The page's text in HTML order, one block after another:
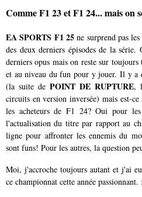
Comme F1 23 et F1 24... mais on
EA SPORTS F1 25ne surprend pas
des deux derniers épisodes de la
derniers opus mais on reste sur
et au niveau du fun pour y jouer. Il y a
(la suite de POINT DE RUPTURE,
circuits en version inversée) mais est-
les acheteurs de F1 24? Oui pour
l'actualisation du titre par rapport au
ligne pour affronter les ennemis du
sont funs! Pour les autres, la question
Moi, j'accroche toujours autant et j'ai
ce championnat cette année passionnant.